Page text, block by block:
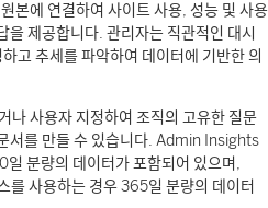
본에 연결하여 사이트 사용, 성능 및 사용
을 제공합니다. 관리자는 직관적인 대시
고 추세를 파악하여 데이터에 기반한 의
사용자 지정하여 조직의 고유한 질문
서를 만들 수 있습니다. Admin Insights
분량의 데이터가 포함되어 있으며,
를 사용하는 경우 365일 분량의 데이터